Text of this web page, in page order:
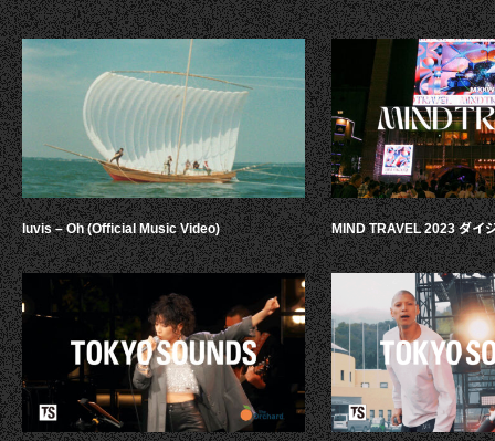
luvis – Oh (Official Music Video) MIND TRAVEL 2023 ダイ